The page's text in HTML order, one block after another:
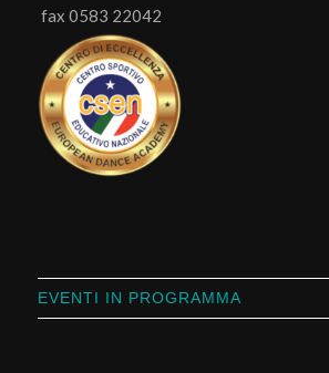
fax 0583 22042
EVENTI IN PROGRAMMA